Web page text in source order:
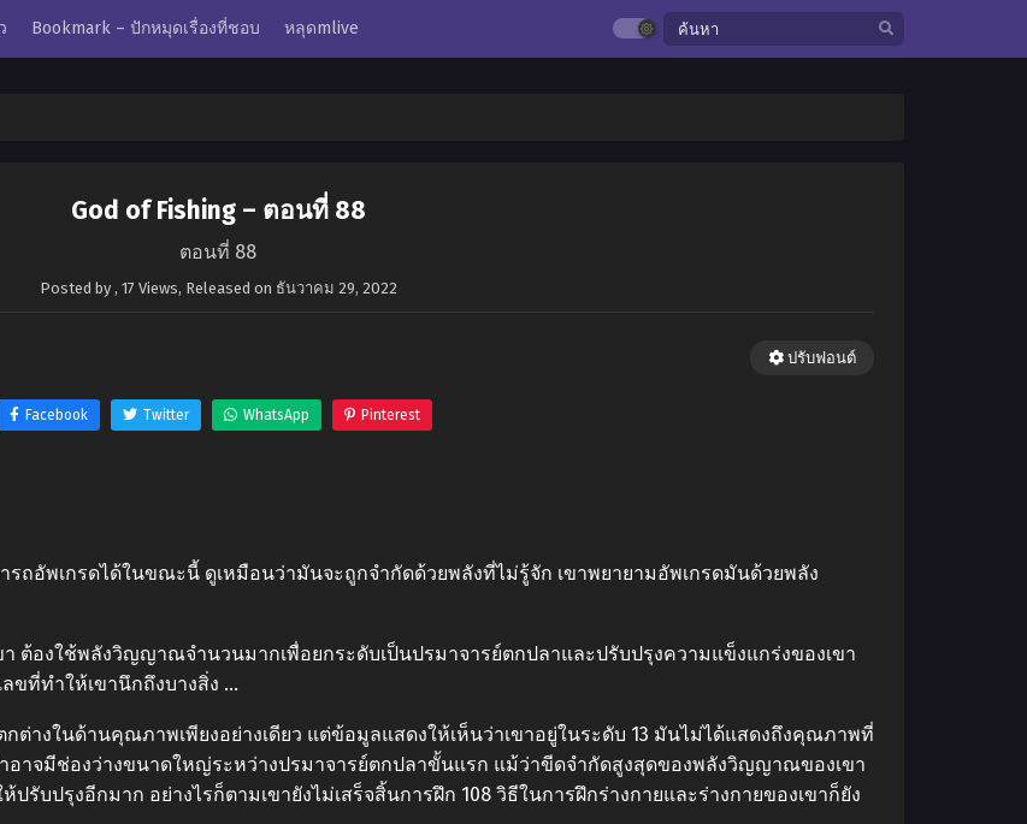
Bookmark – ปักหมุดเรื่องที่ชอบ หลุดmlive
God of Fishing – ตอนที่ 88
ตอนที่ 88
Posted by , 17 Views, Released on ธันวาคม 29, 2022
ปรับฟอนต์
Facebook Twitter WhatsApp Pinterest
ถอัพเกรดได้ในขณะนี้ ดูเหมือนว่ามันจะถูกจำกัดด้วยพลังที่ไม่รู้จัก เขาพยายามอัพเกรดมันด้วยพลัง
า ต้องใช้พลังวิญญาณจำนวนมากเพื่อยกระดับเป็นปรมาจารย์ตกปลาและปรับปรุงความแข็งแกร่งของเขา
ขที่ทำให้เขานึกถึงบางสิ่ง …
างในด้านคุณภาพเพียงอย่างเดียว แต่ข้อมูลแสดงให้เห็นว่าเขาอยู่ในระดับ 13 มันไม่ได้แสดงถึงคุณภาพที่
อาจมีช่องว่างขนาดใหญ่ระหว่างปรมาจารย์ตกปลาขั้นแรก แม้ว่าขีดจำกัดสูงสุดของพลังวิญญาณของเขา
ปรับปรุงอีกมาก อย่างไรก็ตามเขายังไม่เสร็จสิ้นการฝึก 108 วิธีในการฝึกร่างกายและร่างกายของเขาก็ยัง